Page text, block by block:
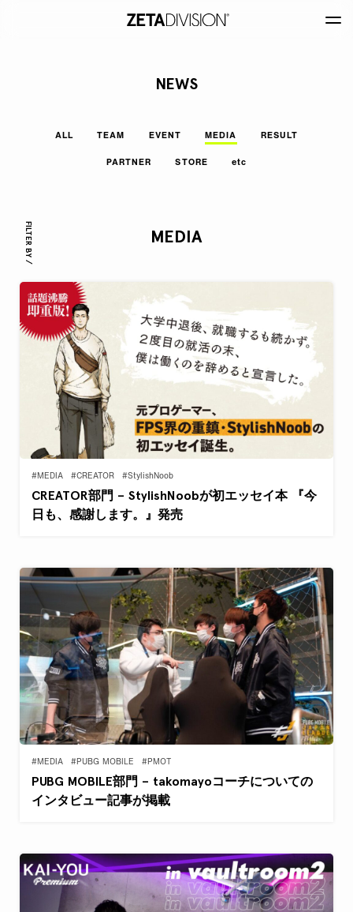
NEWS
ALL TEAM EVENT MEDIA RESULT
PARTNER STORE etc
FILTER BY / MEDIA
#MEDIA #CREATOR #StylishNoob
CREATOR部門 – StylishNoobが初エッセイ本 『今
日も、感謝します。』発売
#MEDIA #PUBG MOBILE #PMOT
PUBG MOBILE部門 – takomayoコーチについての
インタビュー記事が掲載